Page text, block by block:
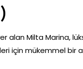
alan Milta Marina,
için mükemmel bir